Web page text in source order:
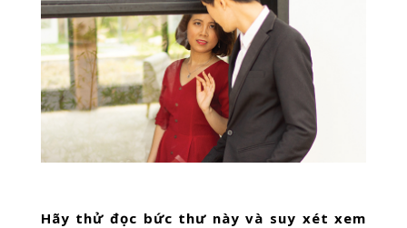
Hãy thử đọc bức thư này và suy xét xem